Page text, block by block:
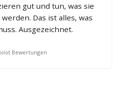
gut und tun, was sie
Das ist alles, was
Ausgezeichnet.
Bewertungen